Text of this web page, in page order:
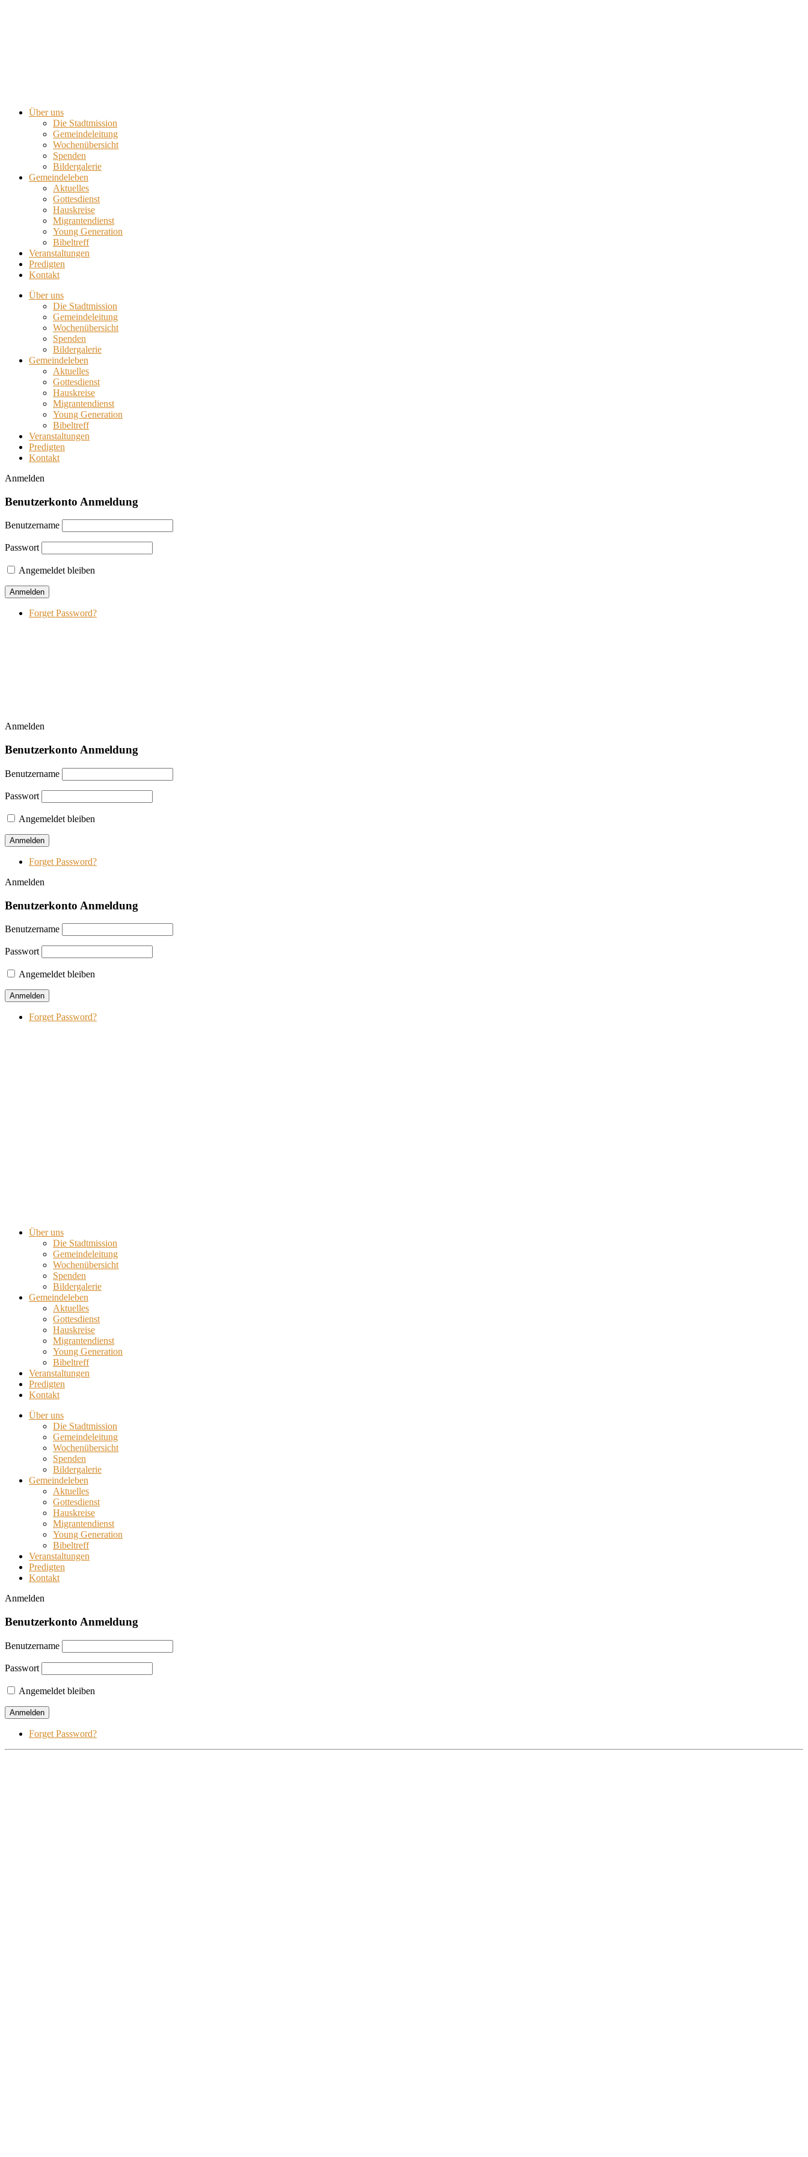
Über uns
Die Stadtmission
Gemeindeleitung
Wochenübersicht
Spenden
Bildergalerie
Gemeindeleben
Aktuelles
Gottesdienst
Hauskreise
Migrantendienst
Young Generation
Bibeltreff
Veranstaltungen
Predigten
Kontakt
Über uns
Die Stadtmission
Gemeindeleitung
Wochenübersicht
Spenden
Bildergalerie
Gemeindeleben
Aktuelles
Gottesdienst
Hauskreise
Migrantendienst
Young Generation
Bibeltreff
Veranstaltungen
Predigten
Kontakt
Anmelden
Benutzerkonto Anmeldung
Benutzername
Passwort
Angemeldet bleiben
Forget Password?
Anmelden
Benutzerkonto Anmeldung
Benutzername
Passwort
Angemeldet bleiben
Forget Password?
Anmelden
Benutzerkonto Anmeldung
Benutzername
Passwort
Angemeldet bleiben
Forget Password?
Über uns
Die Stadtmission
Gemeindeleitung
Wochenübersicht
Spenden
Bildergalerie
Gemeindeleben
Aktuelles
Gottesdienst
Hauskreise
Migrantendienst
Young Generation
Bibeltreff
Veranstaltungen
Predigten
Kontakt
Über uns
Die Stadtmission
Gemeindeleitung
Wochenübersicht
Spenden
Bildergalerie
Gemeindeleben
Aktuelles
Gottesdienst
Hauskreise
Migrantendienst
Young Generation
Bibeltreff
Veranstaltungen
Predigten
Kontakt
Anmelden
Benutzerkonto Anmeldung
Benutzername
Passwort
Angemeldet bleiben
Forget Password?